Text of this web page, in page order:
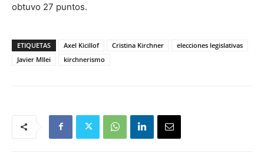
obtuvo 27 puntos.
ETIQUETAS Axel Kicillof Cristina Kirchner
elecciones legislativas
Javier MIlei
kirchnerismo